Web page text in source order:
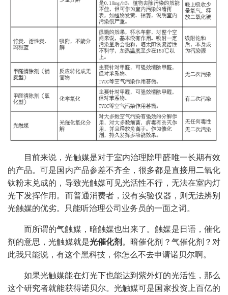
目前来说，光触媒是对于室内治理除甲醛唯一长期有效
的产品。可是国内产品参差不齐全，很多都是直接用二氧化
钛粉末兑成的，导致光触媒可见光活性不行，无法在室内灯
光下发挥作用。而普通消费者，没有实验仪器，则无法辨别
光触媒的优劣。只能听治理公司业务员的一面之词。
而所谓的气触媒，暗触媒也出来了。触媒是日语，催化
剂的意思，光触媒就是光催化剂 。暗催化剂？气催化剂？对
此我只能说，有这个黑科技，你怎么不去申请诺贝尔啊。
如果光触媒能在灯光下也能达到紫外灯的光活性，那么
这个研究者就能获得诺贝尔。光触媒可是国家投资上百亿的